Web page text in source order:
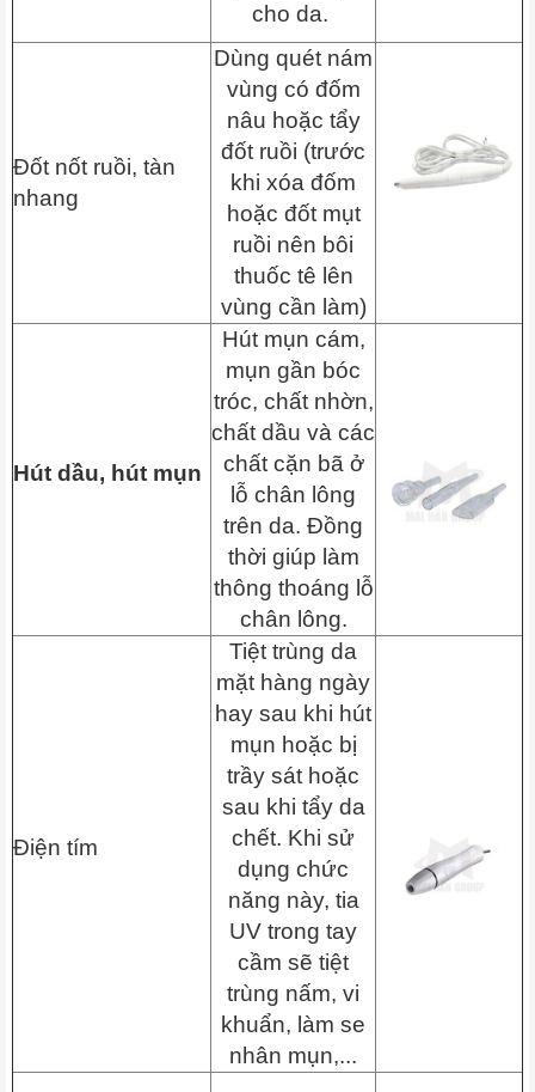
cho da.
Đốt nốt ruồi, tàn
nhang
Dùng quét nám
vùng có đốm
nâu hoặc tẩy
đốt ruồi (trước
khi xóa đốm
hoặc đốt mụt
ruồi nên bôi
thuốc tê lên
vùng cần làm)
Hút dầu, hút mụn
Hút mụn cám,
mụn gần bóc
tróc, chất nhờn,
chất dầu và các
chất cặn bã ở
lỗ chân lông
trên da. Đồng
thời giúp làm
thông thoáng lỗ
chân lông.
Điện tím
Tiệt trùng da
mặt hàng ngày
hay sau khi hút
mụn hoặc bị
trầy sát hoặc
sau khi tẩy da
chết. Khi sử
dụng chức
năng này, tia
UV trong tay
cầm sẽ tiệt
trùng nấm, vi
khuẩn, làm se
nhân mụn,...